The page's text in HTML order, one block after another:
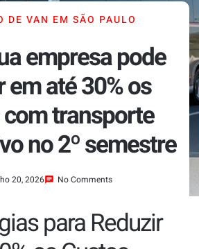
DE VAN EM SÃO PAULO
empresa pode
em até 30% os
transporte
no 2º semestre
20, 2026 No Comments
para Reduzir